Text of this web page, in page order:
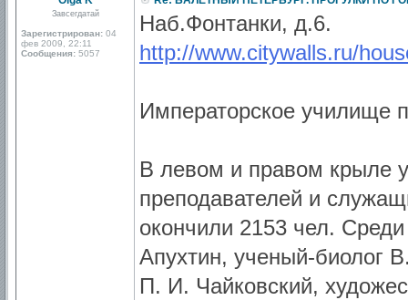
Завсегдатай
Зарегистрирован: 04
фев 2009, 22:11
Сообщения: 5057
Наб.Фонтанки, д.6.
http://www.citywalls.ru/
Императорское училище
В левом и правом крыле
преподавателей и
окончили 2153 чел.
Апухтин, ученый-биолог
П. И. Чайковский,